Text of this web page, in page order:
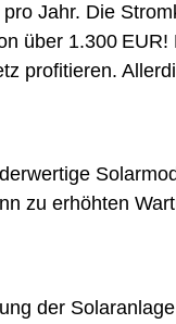
Jahr. Die
über 1.300
profitieren.
zu erhöhten
der